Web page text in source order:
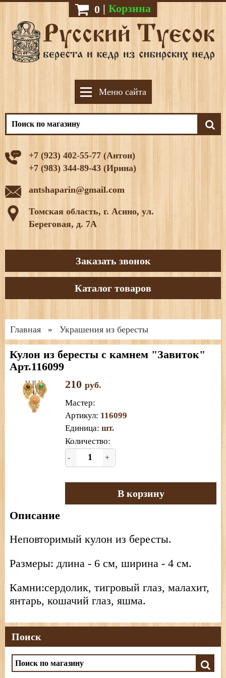
0 | Корзина
Меню сайта
+7 (923) 402-55-77 (Антон)
+7 (983) 344-89-43 (Ирина)
antshaparin@gmail.com
Томская область, г. Асино, ул.
Береговая, д. 7А
Заказать звонок
Каталог товаров
Главная » Украшения из бересты
Кулон из бересты с камнем "Завиток"
Арт.116099
210 руб.
Мастер:
Артикул: 116099
Единица: шт.
Количество:
- +
В корзину
Описание
Неповторимый кулон из бересты.
Размеры: длина - 6 см, ширина - 4 см.
Камни:сердолик, тигровый глаз, малахит,
янтарь, кошачий глаз, яшма.
Поиск